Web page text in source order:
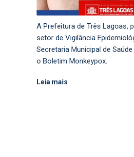
A Prefeitura de Três Lagoas,
setor de Vigilância
Secretaria Municipal de
o Boletim Monkeypox.
Leia mais